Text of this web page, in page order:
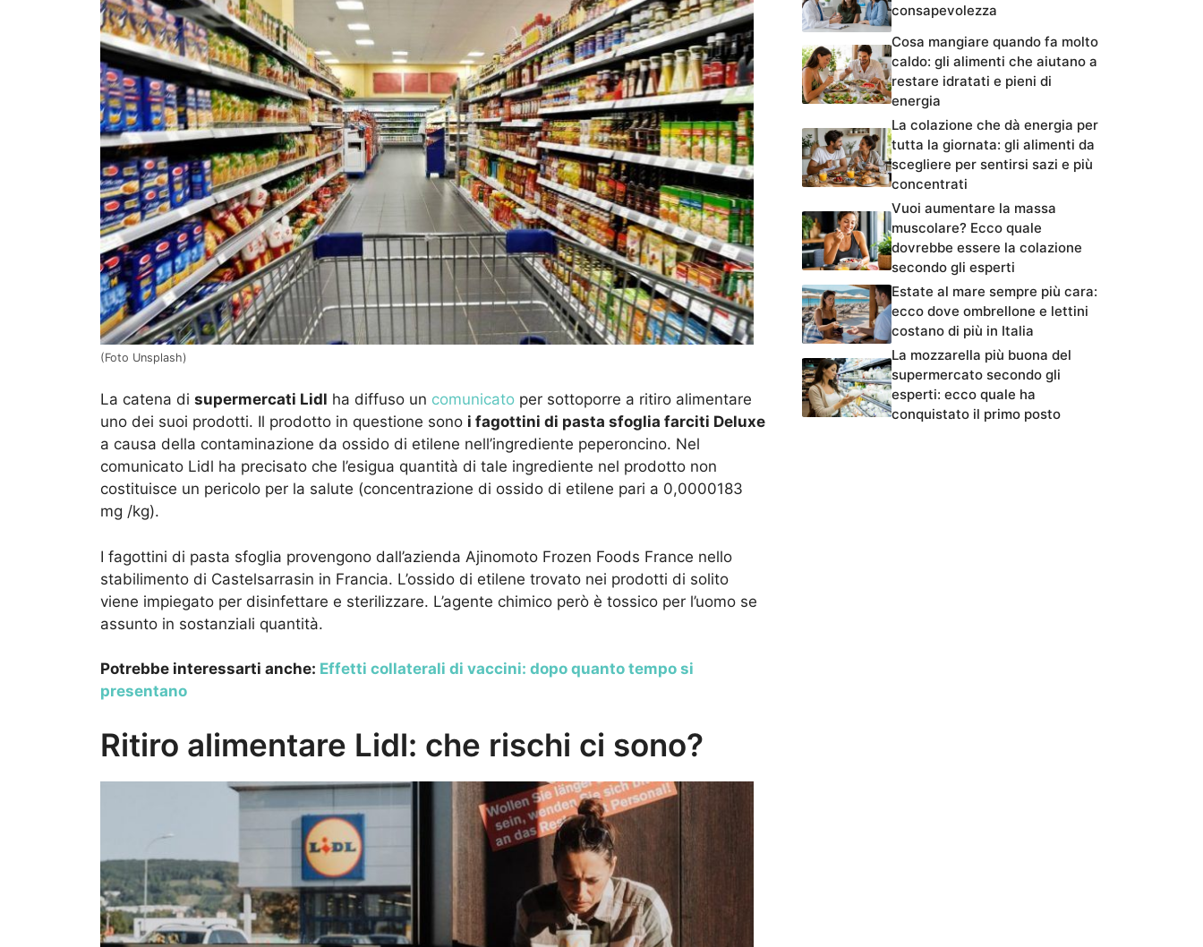
(Foto Unsplash)
La catena di supermercati Lidl ha diffuso un comunicato per sottoporre a ritiro alimentare
uno dei suoi prodotti. Il prodotto in questione sono i fagottini di pasta sfoglia farciti Deluxe
a causa della contaminazione da ossido di etilene nell’ingrediente peperoncino. Nel
comunicato Lidl ha precisato che l’esigua quantità di tale ingrediente nel prodotto non
costituisce un pericolo per la salute (concentrazione di ossido di etilene pari a 0,0000183
mg /kg).
I fagottini di pasta sfoglia provengono dall’azienda Ajinomoto Frozen Foods France nello
stabilimento di Castelsarrasin in Francia. L’ossido di etilene trovato nei prodotti di solito
viene impiegato per disinfettare e sterilizzare. L’agente chimico però è tossico per l’uomo se
assunto in sostanziali quantità.
Potrebbe interessarti anche: Effetti collaterali di vaccini: dopo quanto tempo si
presentano
Ritiro alimentare Lidl: che rischi ci sono?
consapevolezza
Cosa mangiare quando fa molto
caldo: gli alimenti che aiutano a
restare idratati e pieni di
energia
La colazione che dà energia per
tutta la giornata: gli alimenti da
scegliere per sentirsi sazi e più
concentrati
Vuoi aumentare la massa
muscolare? Ecco quale
dovrebbe essere la colazione
secondo gli esperti
Estate al mare sempre più cara:
ecco dove ombrellone e lettini
costano di più in Italia
La mozzarella più buona del
supermercato secondo gli
esperti: ecco quale ha
conquistato il primo posto